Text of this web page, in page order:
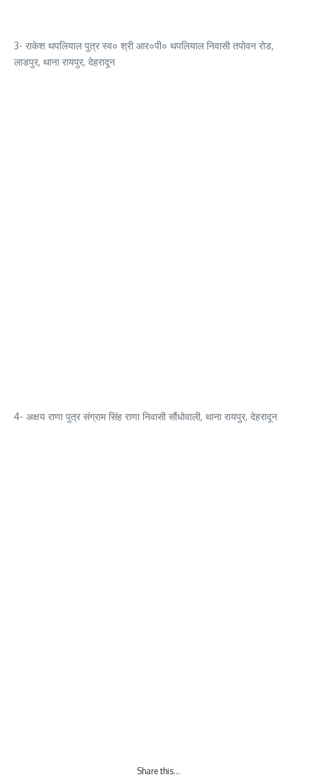
3- राकेश थपलियाल पुत्र स्व० श्री आर०पी० थपलियाल निवासी तपोवन रोड,
लाडपुर, थाना रायपुर, देहरादून
4- अक्षय राणा पुत्र संग्राम सिंह राणा निवासी सौंधोवाली, थाना रायपुर, देहरादून
Share this…